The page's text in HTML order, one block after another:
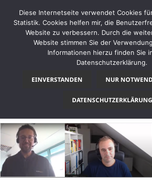
Schlagwort:Kalender
Diese Internetseite verwendet Cookies
Statistik. Cookies helfen mir, die
Website zu verbessern. Durch die
Website stimmen Sie der
Informationen hierzu finden Sie
Datenschutzerklärung.
EINVERSTANDEN NUR
DATENSCHUTZERKLÄRUNG